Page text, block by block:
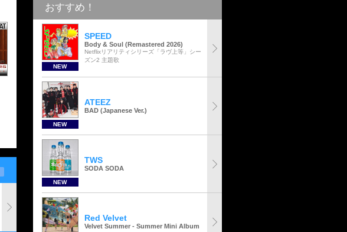
おすすめ！
NEW
SPEED
Body & Soul (Remastered 2026)
Netflixリアリティシリーズ「ラヴ上等」シー
ズン2 主題歌
NEW
ATEEZ
BAD (Japanese Ver.)
NEW
TWS
SODA SODA
Red Velvet
Velvet Summer - Summer Mini Album